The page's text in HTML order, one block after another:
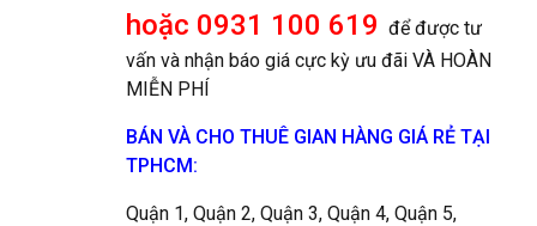
hoặc 0931 100 619 để được tư
vấn và nhận báo giá cực kỳ ưu đãi VÀ HOÀN
MIỄN PHÍ
BÁN VÀ CHO THUÊ GIAN HÀNG GIÁ RẺ TẠI
TPHCM:
Quận 1, Quận 2, Quận 3, Quận 4, Quận 5,